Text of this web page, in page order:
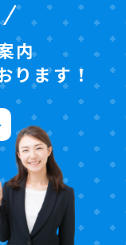
内
ります！